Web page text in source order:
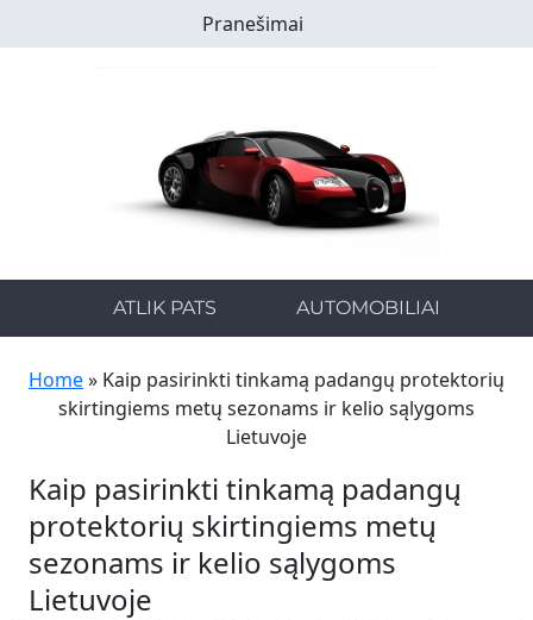
to
Pranešimai
ATLIK PATS AUTOMOBILIAI
Home» Kaip pasirinkti tinkamą padangų protektorių
skirtingiems metų sezonams ir kelio sąlygoms
Lietuvoje
Kaip pasirinkti tinkamą padangų
protektorių skirtingiems metų
sezonams ir kelio sąlygoms
Lietuvoje